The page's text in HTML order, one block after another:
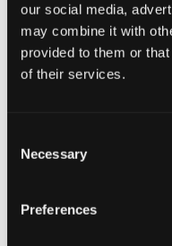
our social media,
may combine it with
provided to them or
of their services.
Selection
Necessary
Preferences
Einfache
Genießen Sie
optimierten
Frische-Garantie
profitieren Sie von
Get first access to
tips and and